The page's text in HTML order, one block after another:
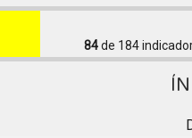
84de 184